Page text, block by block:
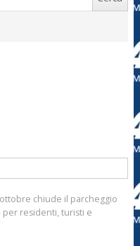
chiude il parcheggio
per residenti, turisti e